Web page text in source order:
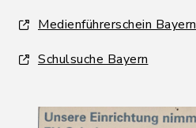
Medienführerschein Bayern
Schulsuche Bayern